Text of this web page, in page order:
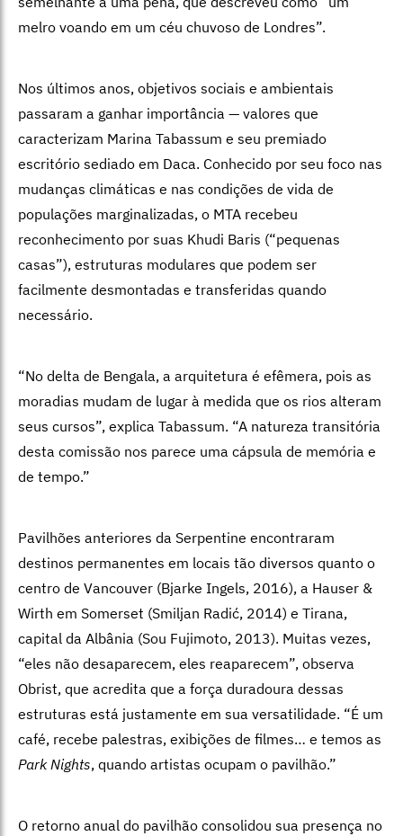
melro voando em um céu chuvoso de Londres”.
Nos últimos anos, objetivos sociais e ambientais
passaram a ganhar importância — valores que
caracterizam Marina Tabassum e seu premiado
escritório sediado em Daca. Conhecido por seu foco nas
mudanças climáticas e nas condições de vida de
populações marginalizadas, o MTA recebeu
reconhecimento por suas Khudi Baris (“pequenas
casas”), estruturas modulares que podem ser
facilmente desmontadas e transferidas quando
necessário.
“No delta de Bengala, a arquitetura é efêmera, pois as
moradias mudam de lugar à medida que os rios alteram
seus cursos”, explica Tabassum. “A natureza transitória
desta comissão nos parece uma cápsula de memória e
de tempo.”
Pavilhões anteriores da Serpentine encontraram
destinos permanentes em locais tão diversos quanto o
centro de Vancouver (Bjarke Ingels, 2016), a Hauser &
Wirth em Somerset (Smiljan Radić, 2014) e Tirana,
capital da Albânia (Sou Fujimoto, 2013). Muitas vezes,
“eles não desaparecem, eles reaparecem”, observa
Obrist, que acredita que a força duradoura dessas
estruturas está justamente em sua versatilidade. “É um
café, recebe palestras, exibições de filmes… e temos as
Park Nights, quando artistas ocupam o pavilhão.”
O retorno anual do pavilhão consolidou sua presença no